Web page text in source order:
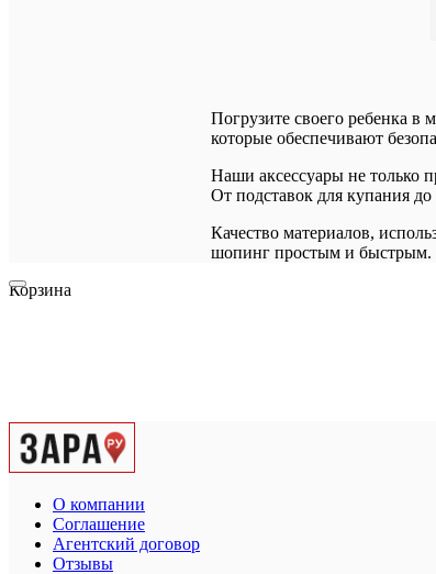
Погрузите своего ребенка в
которые обеспечивают
Наши аксессуары не только
От подставок для купания
Качество материалов,
шопинг простым и быстрым.
Корзина
О компании
Соглашение
Агентский договор
Отзывы